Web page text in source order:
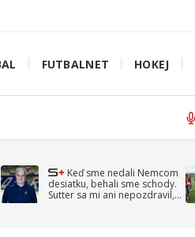
FUTBALNET HOKEJ
Keď sme nedali Nemcom
desiatku, behali sme schody.
Sutter sa mi ani nepozdravil,